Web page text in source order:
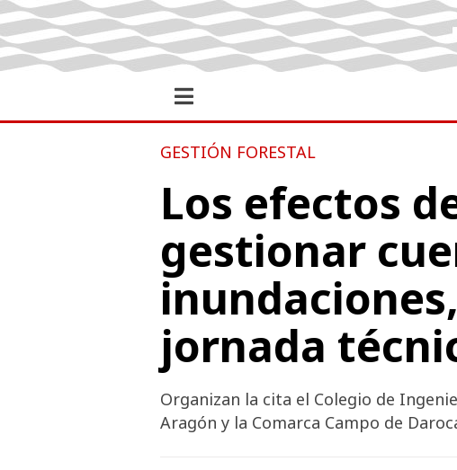
GESTIÓN FORESTAL
Los efectos
gestionar
jornada
Organizan la cita el Colegio de
Aragón y la Comarca Campo de